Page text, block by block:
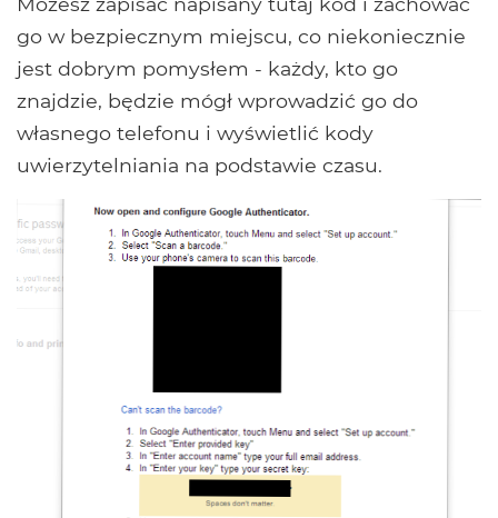
go w bezpiecznym miejscu, co niekoniecznie
jest dobrym pomysłem - każdy, kto go
znajdzie, będzie mógł wprowadzić go do
własnego telefonu i wyświetlić kody
uwierzytelniania na podstawie czasu.